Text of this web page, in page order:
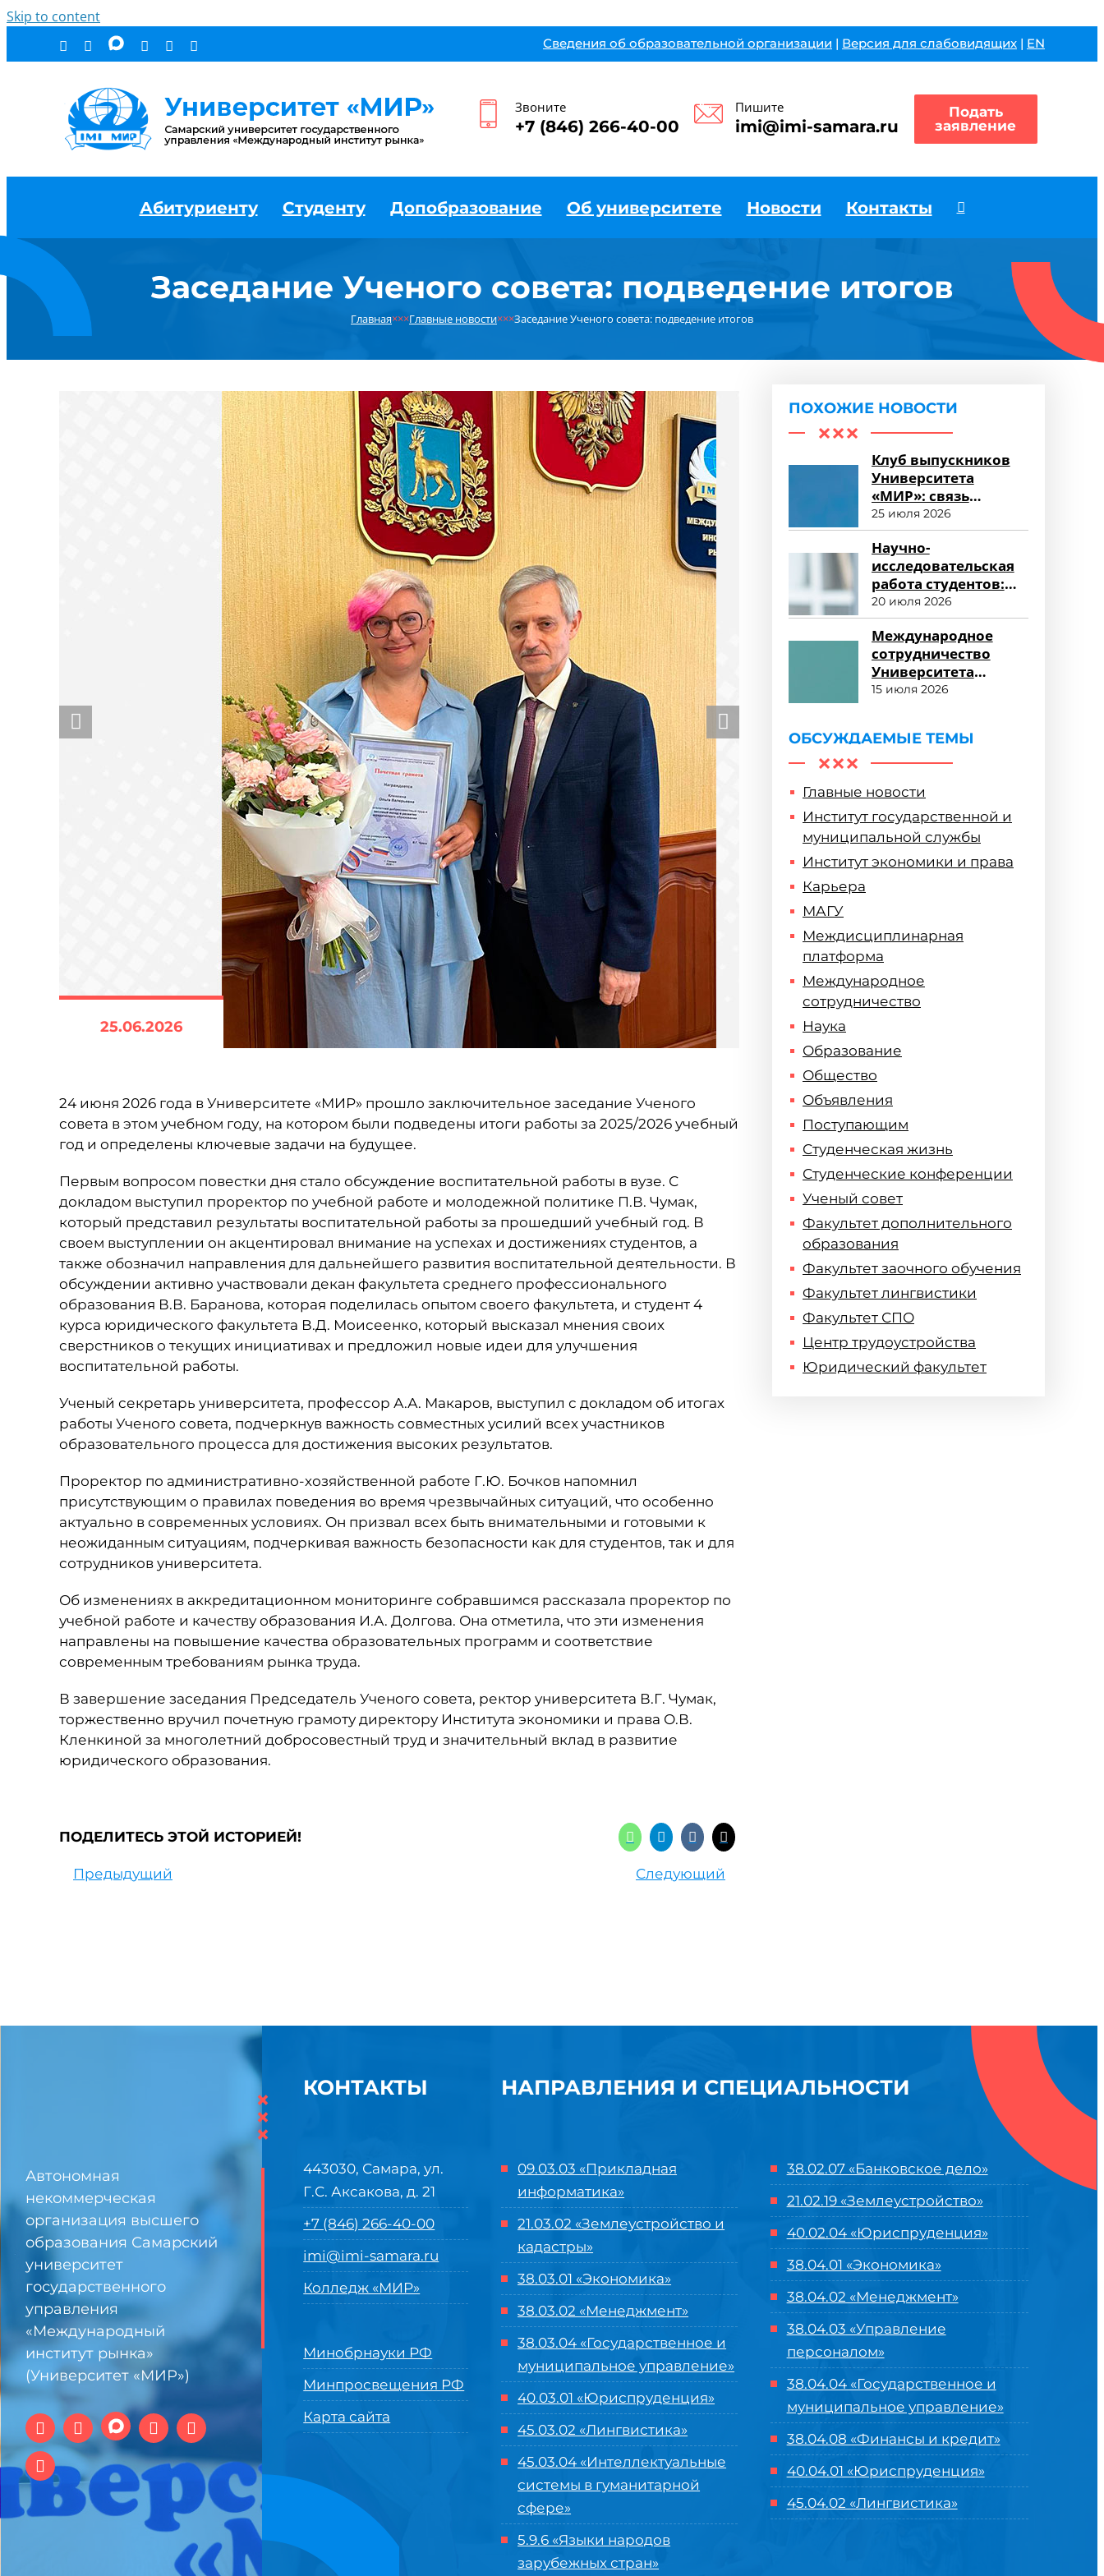
Skip to content
Сведения об образовательной организации | Версия для слабовидящих | EN
Звоните
+7 (846) 266-40-00
Пишите
imi@imi-samara.ru
Подать
заявление
Абитуриенту Студенту Допобразование Об университете Новости Контакты
Заседание Ученого совета: подведение итогов
Главная×××Главные новости×××Заседание Ученого совета: подведение итогов
25.06.2026
24 июня 2026 года в Университете «МИР» прошло заключительное заседание Ученого
совета в этом учебном году, на котором были подведены итоги работы за 2025/2026 учебный
год и определены ключевые задачи на будущее.
Первым вопросом повестки дня стало обсуждение воспитательной работы в вузе. С
докладом выступил проректор по учебной работе и молодежной политике П.В. Чумак,
который представил результаты воспитательной работы за прошедший учебный год. В
своем выступлении он акцентировал внимание на успехах и достижениях студентов, а
также обозначил направления для дальнейшего развития воспитательной деятельности. В
обсуждении активно участвовали декан факультета среднего профессионального
образования В.В. Баранова, которая поделилась опытом своего факультета, и студент 4
курса юридического факультета В.Д. Моисеенко, который высказал мнения своих
сверстников о текущих инициативах и предложил новые идеи для улучшения
воспитательной работы.
Ученый секретарь университета, профессор А.А. Макаров, выступил с докладом об итогах
работы Ученого совета, подчеркнув важность совместных усилий всех участников
образовательного процесса для достижения высоких результатов.
Проректор по административно-хозяйственной работе Г.Ю. Бочков напомнил
присутствующим о правилах поведения во время чрезвычайных ситуаций, что особенно
актуально в современных условиях. Он призвал всех быть внимательными и готовыми к
неожиданным ситуациям, подчеркивая важность безопасности как для студентов, так и для
сотрудников университета.
Об изменениях в аккредитационном мониторинге собравшимся рассказала проректор по
учебной работе и качеству образования И.А. Долгова. Она отметила, что эти изменения
направлены на повышение качества образовательных программ и соответствие
современным требованиям рынка труда.
В завершение заседания Председатель Ученого совета, ректор университета В.Г. Чумак,
торжественно вручил почетную грамоту директору Института экономики и права О.В.
Кленкиной за многолетний добросовестный труд и значительный вклад в развитие
юридического образования.
ПОДЕЛИТЕСЬ ЭТОЙ ИСТОРИЕЙ!
Предыдущий Следующий
ПОХОЖИЕ НОВОСТИ
Клуб выпускников
Университета
«МИР»: связь
поколений и
карьерные
возможности
25 июля 2026
Научно-
исследовательская
работа студентов:
возможности для
развития
20 июля 2026
Международное
сотрудничество
Университета
«МИР»: новые
15 июля 2026
ОБСУЖДАЕМЫЕ ТЕМЫ
Главные новости
Институт государственной и
муниципальной службы
Институт экономики и права
Карьера
МАГУ
Междисциплинарная
платформа
Международное
сотрудничество
Наука
Образование
Общество
Объявления
Поступающим
Студенческая жизнь
Студенческие конференции
Ученый совет
Факультет дополнительного
образования
Факультет заочного обучения
Факультет лингвистики
Факультет СПО
Центр трудоустройства
Юридический факультет
Автономная
некоммерческая
организация высшего
образования Самарский
университет
государственного
управления
«Международный
институт рынка»
(Университет «МИР»)
×
×
×
КОНТАКТЫ
443030, Самара, ул.
Г.С. Аксакова, д. 21
+7 (846) 266-40-00
imi@imi-samara.ru
Колледж «МИР»
Минобрнауки РФ
Минпросвещения РФ
Карта сайта
НАПРАВЛЕНИЯ И СПЕЦИАЛЬНОСТИ
09.03.03 «Прикладная
информатика»
21.03.02 «Землеустройство и
кадастры»
38.03.01 «Экономика»
38.03.02 «Менеджмент»
38.03.04 «Государственное и
муниципальное управление»
40.03.01 «Юриспруденция»
45.03.02 «Лингвистика»
45.03.04 «Интеллектуальные
системы в гуманитарной
сфере»
5.9.6 «Языки народов
зарубежных стран»
38.02.07 «Банковское дело»
21.02.19 «Землеустройство»
40.02.04 «Юриспруденция»
38.04.01 «Экономика»
38.04.02 «Менеджмент»
38.04.03 «Управление
персоналом»
38.04.04 «Государственное и
муниципальное управление»
38.04.08 «Финансы и кредит»
40.04.01 «Юриспруденция»
45.04.02 «Лингвистика»